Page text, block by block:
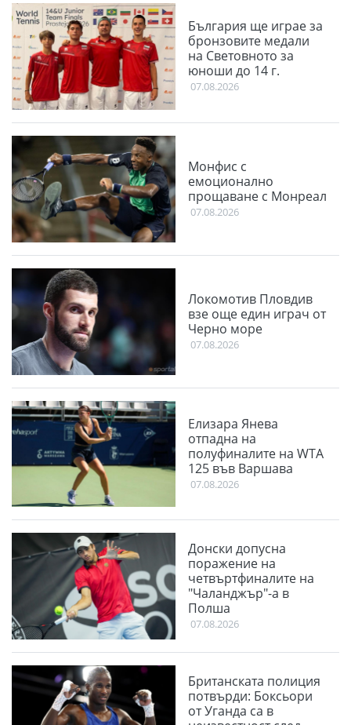
България ще играе за
бронзовите медали
на Световното за
юноши до 14 г.
07.08.2026
Монфис с
емоционално
прощаване с Монреал
07.08.2026
Локомотив Пловдив
взе още един играч от
Черно море
07.08.2026
Елизара Янева
отпадна на
полуфиналите на WTA
125 във Варшава
07.08.2026
Донски допусна
поражение на
четвъртфиналите на
"Чаланджър"-а в
Полша
07.08.2026
Британската полиция
потвърди: Боксьори
от Уганда са в